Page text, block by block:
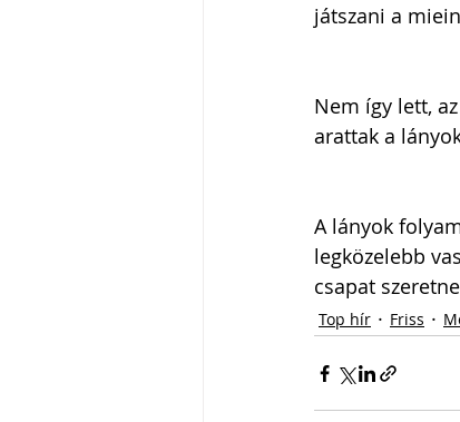
játszani a
Nem így lett,
arattak a
A lányok
legközelebb
csapat
Top hír Friss